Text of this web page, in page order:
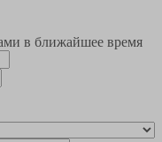
в ближайшее время